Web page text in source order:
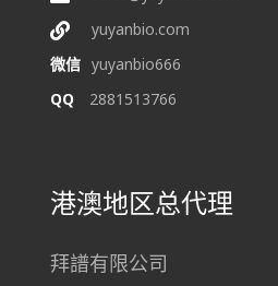
yuyanbio.com
微信 yuyanbio666
QQ
2881513766
港澳地区总代理
拜譜有限公司